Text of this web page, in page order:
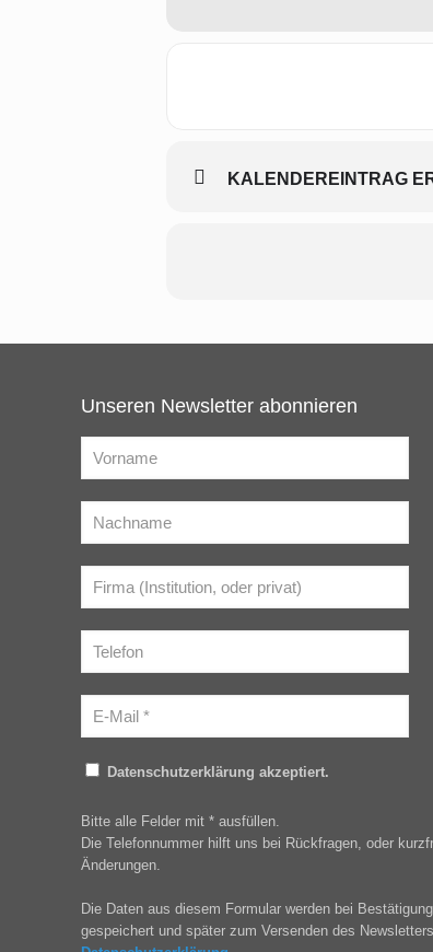
KALENDEREINTRAG
Unseren Newsletter abonnieren
Datenschutzerklärung akzeptiert.
Bitte alle Felder mit * ausfüllen.
Die Telefonnummer hilft uns bei Rückfragen, oder
Änderungen.
Die Daten aus diesem Formular werden bei
gespeichert und später zum Versenden des